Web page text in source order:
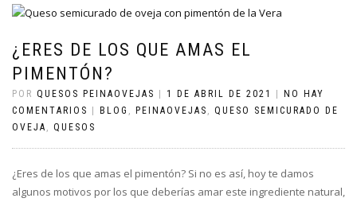
¿ERES DE LOS QUE AMAS EL
PIMENTÓN?
POR QUESOS PEINAOVEJAS 1 DE ABRIL DE 2021
NO HAY
COMENTARIOS
BLOG , PEINAOVEJAS , QUESO SEMICURADO DE
OVEJA , QUESOS
¿Eres de los que amas el pimentón? Si no es así, hoy te damos
algunos motivos por los que deberías amar este ingrediente natural,